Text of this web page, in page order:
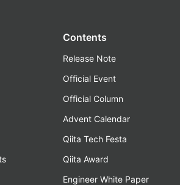
Contents
Release Note
Official Event
Official Column
Advent Calendar
Qiita Tech Festa
Qiita Award
Engineer White Paper